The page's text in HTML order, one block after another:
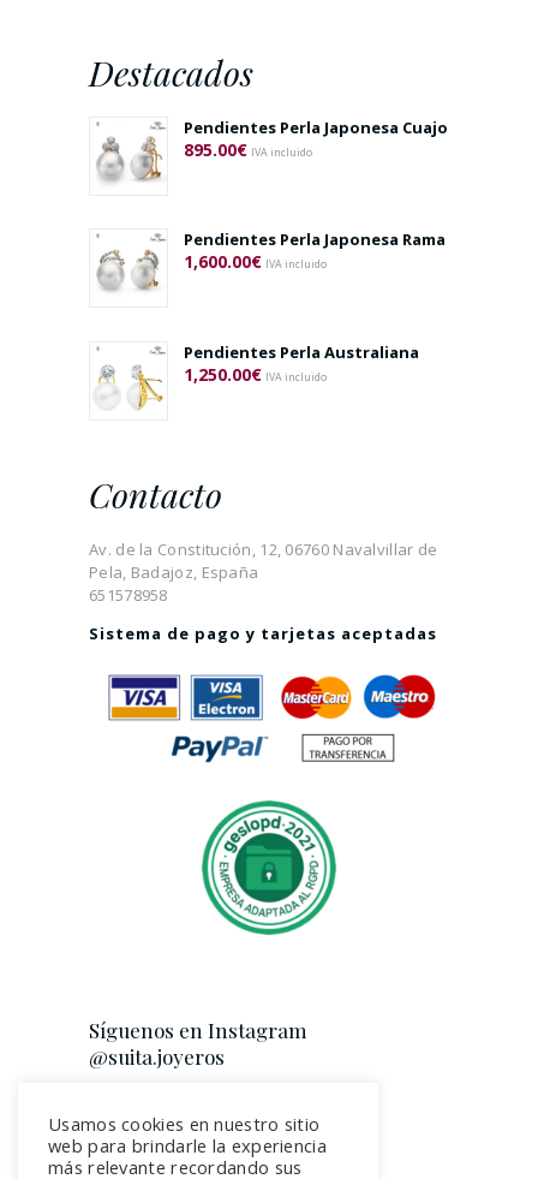
Destacados
Pendientes Perla Japonesa Cuajo
895.00€ IVA incluido
Pendientes Perla Japonesa Rama
1,600.00€ IVA incluido
Pendientes Perla Australiana
1,250.00€ IVA incluido
Contacto
Av. de la Constitución, 12, 06760 Navalvillar de
Pela, Badajoz, España
651578958
Sistema de pago y tarjetas aceptadas
Síguenos en Instagram
@suita.joyeros
Usamos cookies en nuestro sitio
web para brindarle la experiencia
más relevante recordando sus